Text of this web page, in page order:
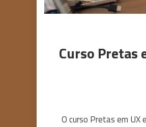
Curso Pretas
O curso Pretas em UX